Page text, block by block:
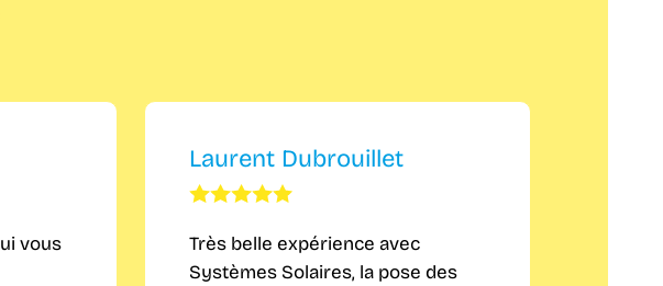
vous
Laurent Dubrouillet
Très belle expérience avec
Systèmes Solaires, la pose des